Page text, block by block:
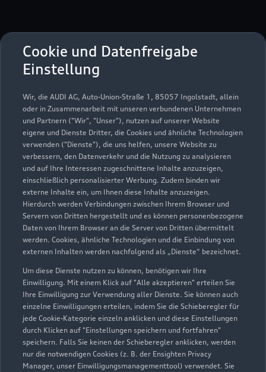
Cookie und Datenfreigabe
Einstellung
Wir, die AUDI AG, Auto-Union-Straße 1, 85057 Ingolstadt, allein
oder in Zusammenarbeit mit unseren verbundenen Unternehmen
und Partnern ("Wir", "Unser"), nutzen auf unserer Website
eigene und Dienste Dritter, die Cookies und ähnliche Technologien
verwenden ("Dienste"), die uns helfen, unsere Website zu
verbessern, den Datenverkehr und die Nutzung zu analysieren
und auf Ihre Interessen zugeschnittene Inhalte anzuzeigen,
einschließlich personalisierter Werbung. Zudem binden wir
externe Inhalte ein, um Ihnen diese Inhalte anzuzeigen.
Hierdurch werden Verbindungen zwischen Ihrem Browser und
Servern von Dritten hergestellt und es können personenbezogene
Daten von Ihrem Browser an die Server von Dritten übermittelt
werden. Cookies, ähnliche Technologien und die Einbindung von
externen Inhalten werden nachfolgend als „Dienste“ bezeichnet.
Um diese Dienste nutzen zu können, benötigen wir Ihre
Einwilligung. Mit einem Klick auf "Alle akzeptieren" erteilen Sie
Ihre Einwilligung zur Verwendung aller Dienste. Sie können auch
einzelne Einwilligungen erteilen, indem Sie die Schieberegler für
jede Cookie-Kategorie einzeln anklicken und diese Einstellungen
durch Klicken auf "Einstellungen speichern und fortfahren"
speichern. Falls Sie keinen der Schieberegler anklicken, werden
nur die notwendigen Cookies (z. B. der Ensighten Privacy
Manager, unser Einwilligungsmanagementtool) verwendet. Sie
68309 Mannheim
0621 70060
info@vw-mannheim.de
Kontaktdaten herunterladen
Öffnungszeiten
Service
Geschlossen,öffnet amDonnerstag
07:00
Teile- & Zubehörverkauf
Geschlossen,öffnet amDonnerstag